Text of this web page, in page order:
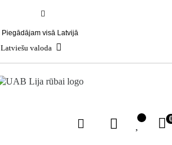
Piegādājam visā Latvijā
Latviešu valoda